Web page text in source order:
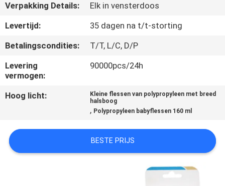
CONTACTEER
NIEUWS
ALLE
SHOPPING
Verpakking Details:
Elk in vensterdoos
Levertijd:
35 dagen na t/t-storting
Betalingscondities:
T/T, L/C, D/P
Levering
vermogen:
90000pcs/24h
Hoog licht:
Kleine flessen van polypropyleen met breed
halsboog
, Polypropyleen babyflessen 160 ml
BESTE PRIJS